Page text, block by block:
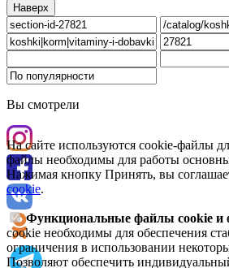
Наверх
Вы смотрели
На сайте используются cookie-файлы
файлы необходимы для работы
Нажимая кнопку Принять, вы
cookie.
Функциональные файлы cookie и
cookie необходимы для обеспечения
ограничения в использовании
Позволяют обеспечить